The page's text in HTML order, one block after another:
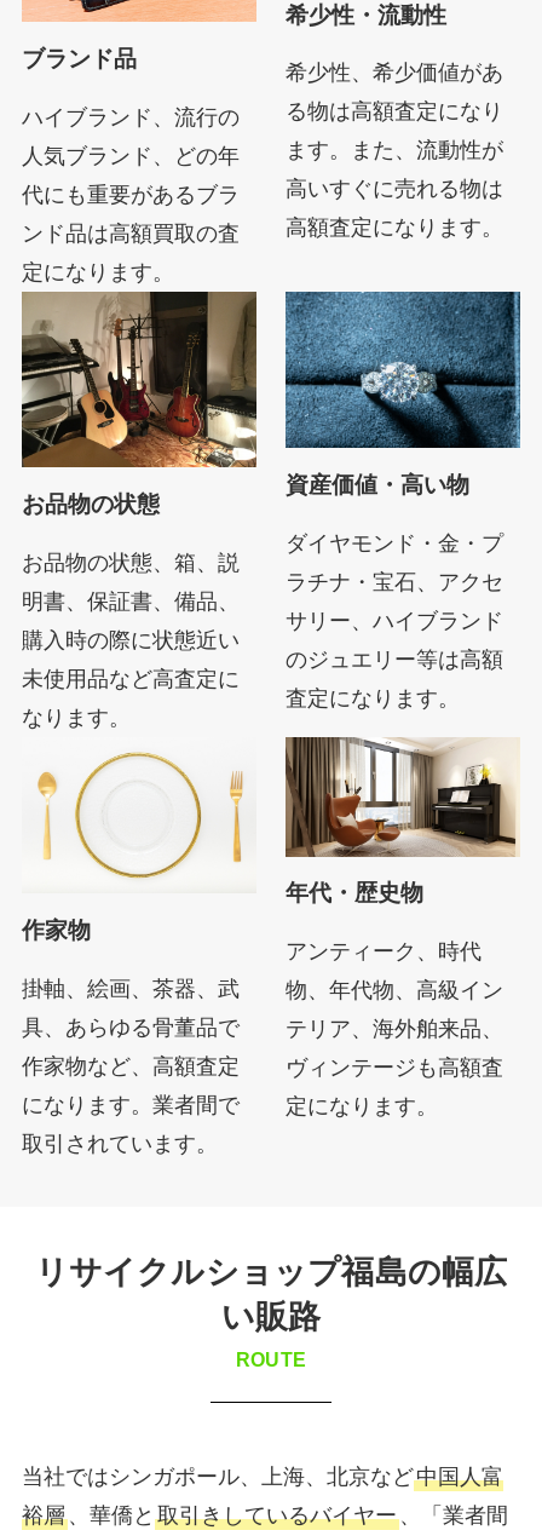
ブランド品
ハイブランド、流行の
人気ブランド、どの年
代にも重要があるブラ
ンド品は高額買取の査
定になります。
希少性・流動性
希少性、希少価値があ
る物は高額査定になり
ます。また、流動性が
高いすぐに売れる物は
高額査定になります。
お品物の状態
お品物の状態、箱、説
明書、保証書、備品、
購入時の際に状態近い
未使用品など高査定に
なります。
資産価値・高い物
ダイヤモンド・金・プ
ラチナ・宝石、アクセ
サリー、ハイブランド
のジュエリー等は高額
査定になります。
作家物
掛軸、絵画、茶器、武
具、あらゆる骨董品で
作家物など、高額査定
になります。業者間で
取引されています。
年代・歴史物
アンティーク、時代
物、年代物、高級イン
テリア、海外舶来品、
ヴィンテージも高額査
定になります。
リサイクルショップ福島の幅広
い販路
ROUTE
当社ではシンガポール、上海、北京など中国人富
裕層、華僑と 取引きしているバイヤー、「業者間